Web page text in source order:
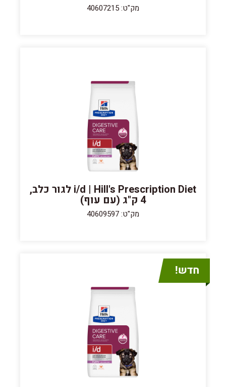
מק"ט: 40607215
i/d | Hill's Prescription Diet לגור כלב,
4 ק"ג (עם עוף)
מק"ט: 40609597